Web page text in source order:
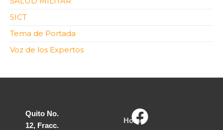
SICT
Tema de Portada
Voz de los Expertos
Quito No.
12, Fracc.
Home